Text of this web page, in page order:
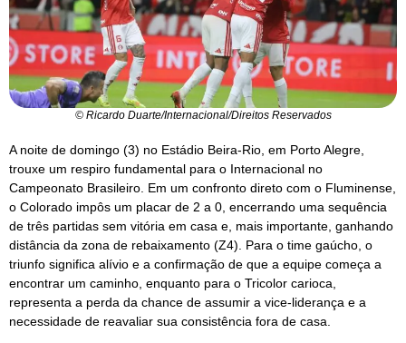
© Ricardo Duarte/Internacional/Direitos Reservados
A noite de domingo (3) no Estádio Beira-Rio, em Porto Alegre,
trouxe um respiro fundamental para o Internacional no
Campeonato Brasileiro. Em um confronto direto com o Fluminense,
o Colorado impôs um placar de 2 a 0, encerrando uma sequência
de três partidas sem vitória em casa e, mais importante, ganhando
distância da zona de rebaixamento (Z4). Para o time gaúcho, o
triunfo significa alívio e a confirmação de que a equipe começa a
encontrar um caminho, enquanto para o Tricolor carioca,
representa a perda da chance de assumir a vice-liderança e a
necessidade de reavaliar sua consistência fora de casa.